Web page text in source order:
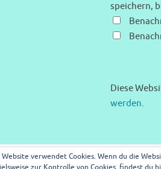
speichern,
Diese
werden.
Datenschutzerklärung Kontakt
Website verwendet Cookies. Wenn du die